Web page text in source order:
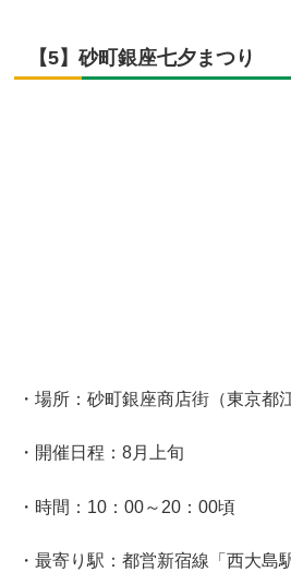
【5】砂町銀座七夕まつり
・場所：砂町銀座商店街（東京都
・開催日程：8月上旬
・時間：10：00～20：00頃
・最寄り駅：都営新宿線「西大島